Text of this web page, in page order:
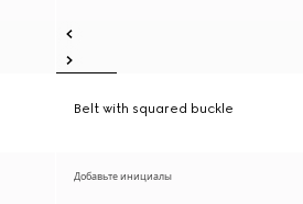
Belt with squared buckle
Добавьте инициалы